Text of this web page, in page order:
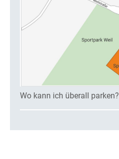
Wo kann ich überall parken?